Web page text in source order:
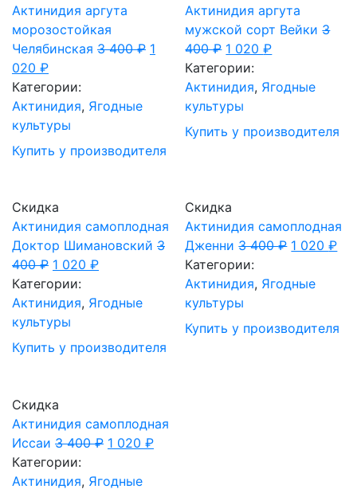
Актинидия аргута
морозостойкая
Челябинская 3 400₽ 1
020 ₽
Категории:
Актинидия, Ягодные
культуры
Купить у производителя
Актинидия аргута
мужской сорт Вейки 3
400₽ 1 020₽
Категории:
Актинидия, Ягодные
культуры
Купить у производителя
Скидка
Актинидия самоплодная
Доктор Шимановский 3
400₽ 1 020 ₽
Категории:
Актинидия, Ягодные
культуры
Купить у производителя
Скидка
Актинидия самоплодная
Дженни 3 400₽ 1 020₽
Категории:
Актинидия, Ягодные
культуры
Купить у производителя
Скидка
Актинидия самоплодная
Иссаи 3 400₽ 1 020 ₽
Категории:
Актинидия, Ягодные